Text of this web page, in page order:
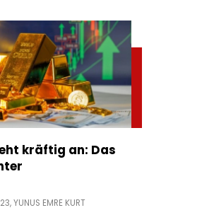
kräftig an: Das
YUNUS EMRE KURT